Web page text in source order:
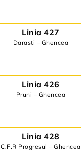
Linia 427
Darasti – Ghencea
Linia 426
Pruni – Ghencea
Linia 428
C.F.R Progresul – Ghencea